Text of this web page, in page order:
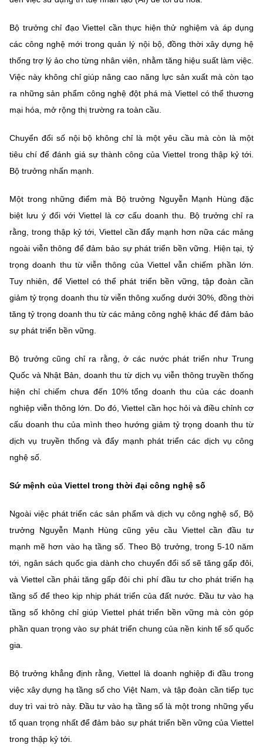
Bộ trưởng chỉ đạo Viettel cần thực hiện thử nghiệm và áp dụng
các công nghệ mới trong quản lý nội bộ, đồng thời xây dựng hệ
thống trợ lý ảo cho từng nhân viên, nhằm tăng hiệu suất làm việc.
Việc này không chỉ giúp nâng cao năng lực sản xuất mà còn tạo
ra những sản phẩm công nghệ đột phá mà Viettel có thể thương
mại hóa, mở rộng thị trường ra toàn cầu.
Chuyển đổi số nội bộ không chỉ là một yêu cầu mà còn là một
tiêu chí để đánh giá sự thành công của Viettel trong thập kỷ tới.
Bộ trưởng nhấn mạnh.
Một trong những điểm mà Bộ trưởng Nguyễn Mạnh Hùng đặc
biệt lưu ý đối với Viettel là cơ cấu doanh thu. Bộ trưởng chỉ ra
rằng, trong thập kỷ tới, Viettel cần đẩy mạnh hơn nữa các mảng
ngoài viễn thông để đảm bảo sự phát triển bền vững. Hiện tại, tỷ
trọng doanh thu từ viễn thông của Viettel vẫn chiếm phần lớn.
Tuy nhiên, để Viettel có thể phát triển bền vững, tập đoàn cần
giảm tỷ trọng doanh thu từ viễn thông xuống dưới 30%, đồng thời
tăng tỷ trọng doanh thu từ các mảng công nghệ khác để đảm bảo
sự phát triển bền vững.
Bộ trưởng cũng chỉ ra rằng, ở các nước phát triển như Trung
Quốc và Nhật Bản, doanh thu từ dịch vụ viễn thông truyền thống
hiện chỉ chiếm chưa đến 10% tổng doanh thu của các doanh
nghiệp viễn thông lớn. Do đó, Viettel cần học hỏi và điều chỉnh cơ
cấu doanh thu của mình theo hướng giảm tỷ trọng doanh thu từ
dịch vụ truyền thống và đẩy mạnh phát triển các dịch vụ công
nghệ số.
Sứ mệnh của Viettel trong thời đại công nghệ số
Ngoài việc phát triển các sản phẩm và dịch vụ công nghệ số, Bộ
trưởng Nguyễn Mạnh Hùng cũng yêu cầu Viettel cần đầu tư
mạnh mẽ hơn vào hạ tầng số. Theo Bộ trưởng, trong 5-10 năm
tới, ngân sách quốc gia dành cho chuyển đổi số sẽ tăng gấp đôi,
và Viettel cần phải tăng gấp đôi chi phí đầu tư cho phát triển hạ
tầng số để theo kịp nhịp phát triển của đất nước. Đầu tư vào hạ
tầng số không chỉ giúp Viettel phát triển bền vững mà còn góp
phần quan trọng vào sự phát triển chung của nền kinh tế số quốc
gia.
Bộ trưởng khẳng định rằng, Viettel là doanh nghiệp đi đầu trong
việc xây dựng hạ tầng số cho Việt Nam, và tập đoàn cần tiếp tục
duy trì vai trò này. Đầu tư vào hạ tầng số là một trong những yếu
tố quan trọng nhất để đảm bảo sự phát triển bền vững của Viettel
trong thập kỷ tới.